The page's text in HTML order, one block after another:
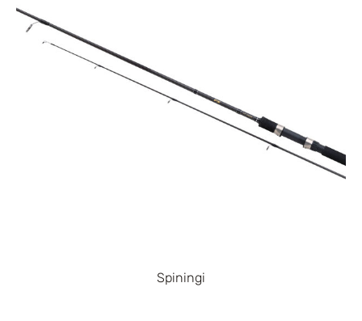
Spiningi